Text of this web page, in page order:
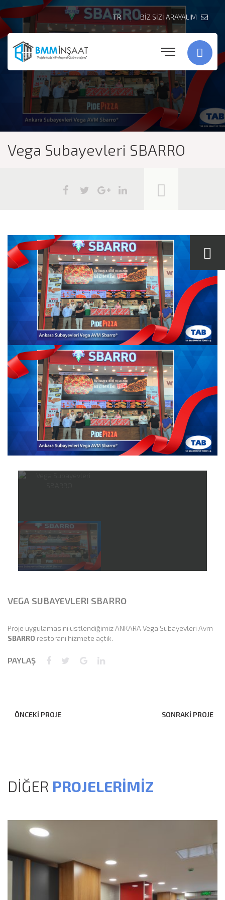
TR BİZ SİZİ ARAYALIM
Vega Subayevleri SBARRO
VEGA SUBAYEVLERI SBARRO
Proje uygulamasını üstlendiğimiz ANKARA Vega Subayevleri Avm
SBARRO restoranı hizmete açtık.
PAYLAŞ
SONRAKİ PROJE
ÖNCEKİ PROJE
DİĞER PROJELERİMİZ